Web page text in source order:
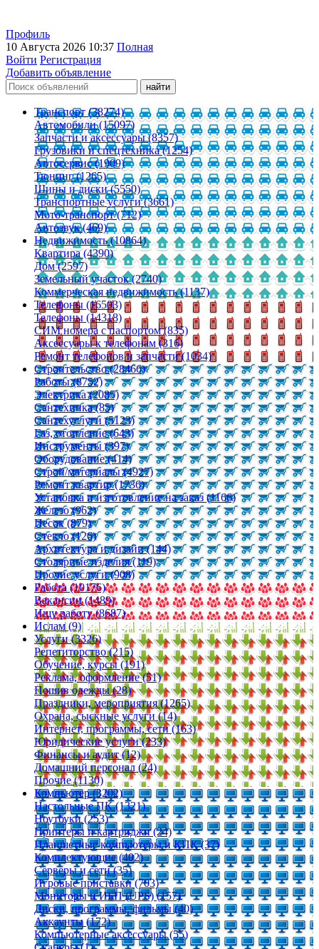
Профиль
10 Августа 2026 10:37 Полная
Войти Регистрация
Добавить объявление
Транспорт (38274)
Автомобили (15097)
Запчасти и аксессуары (8357)
Грузовики и спецтехника (1254)
Автосервис (1909)
Тюнинг (1265)
Шины и диски (5550)
Транспортные услуги (3661)
Мото-транспорт (712)
Автозвук (469)
Недвижимость (10864)
Квартира (4390)
Дом (2597)
Земельный участок (2740)
Коммерческая недвижимость (1137)
Телефоны (16503)
Телефоны (14318)
СИМ номера с паспортом (835)
Аксессуары к телефонам (316)
Ремонт телефонов и запчасти (1034)
Строительство (28466)
Работы (8752)
Электрика (2085)
Сантехника (85)
Сантехуслуги (5123)
Газ, отопление (643)
Инструменты (397)
Оборудование (414)
Строй/материалы (4927)
Ремонт квартир (1736)
Установка и изготовление на заказ (1166)
Железо (962)
Песок (879)
Стекло (126)
Архитектура и дизайн (144)
Столярные изделия (119)
Прочие услуги (908)
Работа (10176)
Вакансии (1489)
Ищу работу (8687)
Ислам (9)
Услуги (3326)
Репетиторство (215)
Обучение, курсы (191)
Реклама, оформление (51)
Пошив одежды (28)
Праздники, мероприятия (1265)
Охрана, сыскные услуги (14)
Интернет, программы, сети (163)
Юридические услуги (233)
Финансы и аудит (12)
Домашний персонал (24)
Прочие (1130)
Компьютер (3202)
Настольные ПК (1321)
Ноутбуки (253)
Принтеры и картриджи (24)
Планшетные компьютеры и КПК (37)
Комплектующие (402)
Серверы и сети (35)
Игровые приставки (703)
Мониторы и ИБП (UPS) (157)
Диски, программы, фильмы (40)
Аккаунты (172)
Компьютерные аксессуары (55)